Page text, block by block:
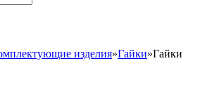
изделия»Гайки»Гайки